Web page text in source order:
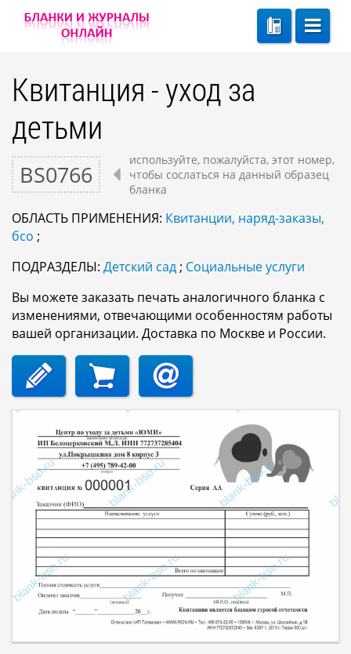
Квитанция - уход за
детьми
BS0766
используйте, пожалуйста, этот номер,
чтобы сослаться на данный образец
бланка
ОБЛАСТЬ ПРИМЕНЕНИЯ: Квитанции, наряд-заказы,
бсо ;
ПОДРАЗДЕЛЫ: Детский сад ; Социальные услуги
Вы можете заказать печать аналогичного бланка с
изменениями, отвечающими особенностям работы
вашей организации. Доставка по Москве и России.